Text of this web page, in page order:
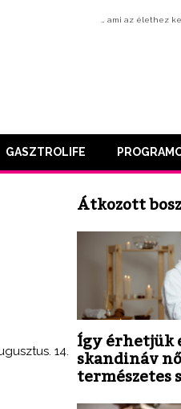
… ami az élethez
GASZTROLIFE
14.
Átkozott
Így érhetjük
skandináv
természetes